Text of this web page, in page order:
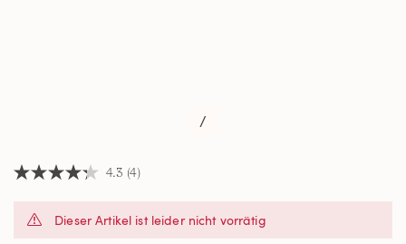
/
4.3
Sternen,
4.3 (4)
Dieser Artikel ist leider nicht vorrätig